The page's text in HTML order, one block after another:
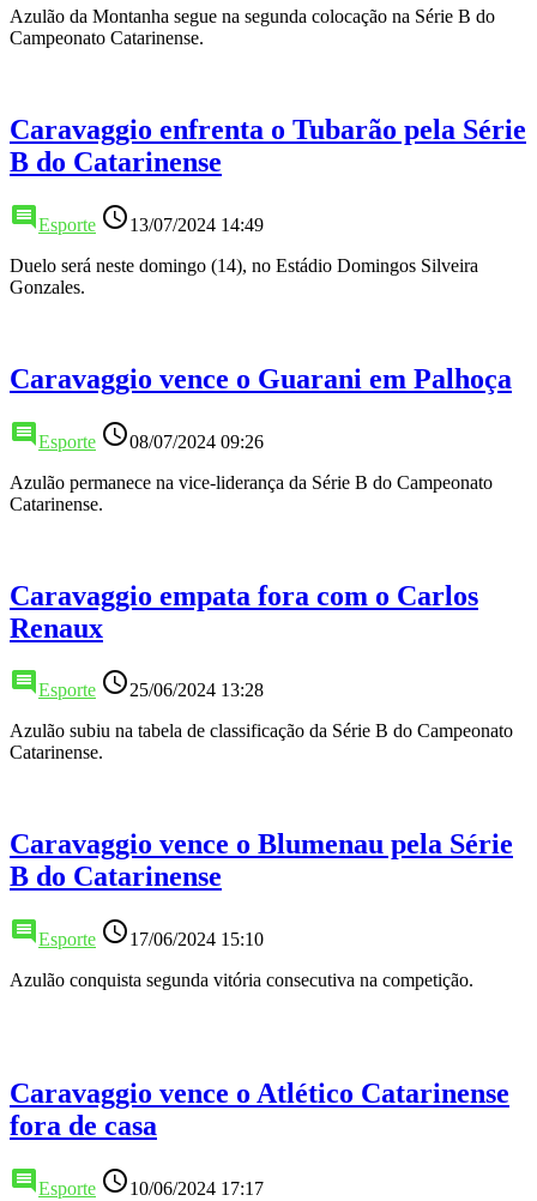
Azulão da Montanha segue na segunda colocação na Série B do
Campeonato Catarinense.
Caravaggio enfrenta o Tubarão pela Série
B do Catarinense
comment Esporte access_time13/07/2024 14:49
Duelo será neste domingo (14), no Estádio Domingos Silveira
Gonzales.
Caravaggio vence o Guarani em Palhoça
comment Esporte access_time08/07/2024 09:26
Azulão permanece na vice-liderança da Série B do Campeonato
Catarinense.
Caravaggio empata fora com o Carlos
Renaux
comment Esporte access_time25/06/2024 13:28
Azulão subiu na tabela de classificação da Série B do Campeonato
Catarinense.
Caravaggio vence o Blumenau pela Série
B do Catarinense
comment Esporte access_time17/06/2024 15:10
Azulão conquista segunda vitória consecutiva na competição.
Caravaggio vence o Atlético Catarinense
fora de casa
comment Esporte access_time10/06/2024 17:17